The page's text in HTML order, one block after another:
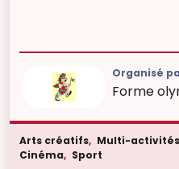
Organisé
Forme
Arts créatifs, Multi-activités
Cinéma, Sport